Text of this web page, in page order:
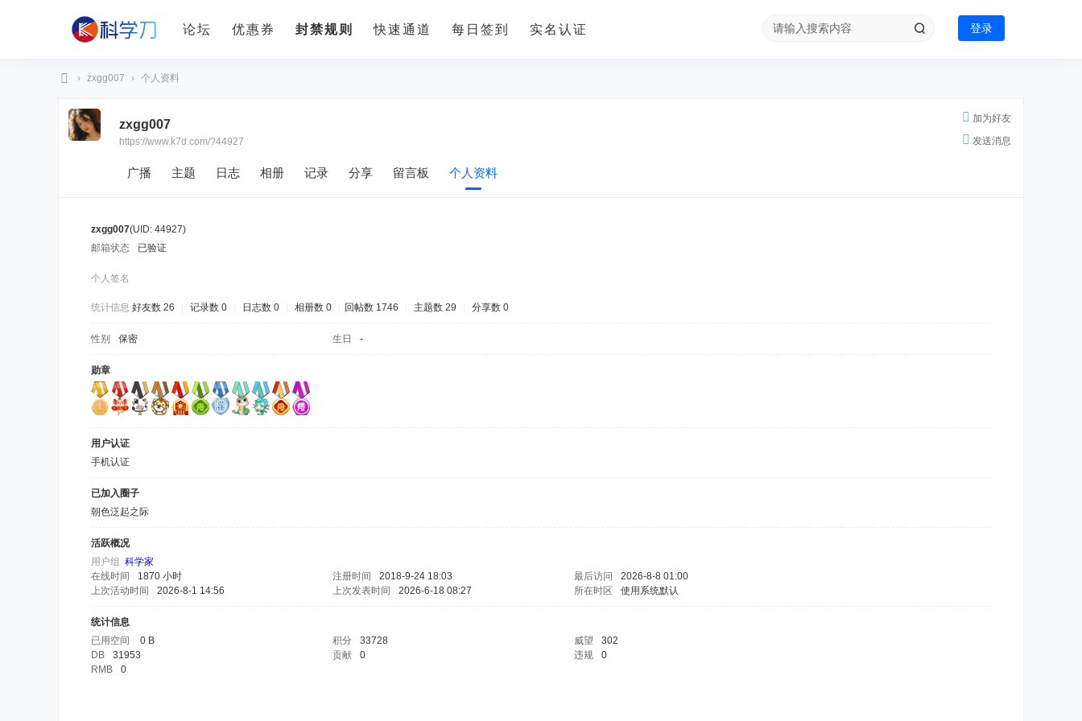
论坛 优惠券 封禁规则 快速通道 每日签到 实名认证 登录
学
› zxgg007 › 个人资料
加为好友
发送消息
zxgg007
https://www.k7d.com/?44927
广播 主题 日志 相册 记录 分享 留言板 个人资料
zxgg007(UID: 44927)
邮箱状态
已验证
个人签名
统计信息 好友数 26 记录数 0 日志数 0 相册数 0 回帖数 1746 主题数 29 分享数 0
性别 保密 生日 -
勋章
用户认证
手机认证
已加入圈子
朝色泛起之际
活跃概况
用户组 科学家
在线时间
1870 小时 注册时间 2018-9-24 18:03 最后访问
2026-8-8 01:00
上次活动时间
2026-8-1 14:56 上次发表时间 2026-6-18 08:27 所在时区 使用系统默认
统计信息
已用空间
0 B 积分 33728 威望
302
DB
31953 贡献 0 违规
0
RMB
0